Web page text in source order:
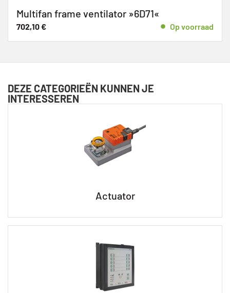
Multifan frame ventilator »6D71«
702,10€ Op voorraad
DEZE CATEGORIEËN KUNNEN JE
INTERESSEREN
Actuator